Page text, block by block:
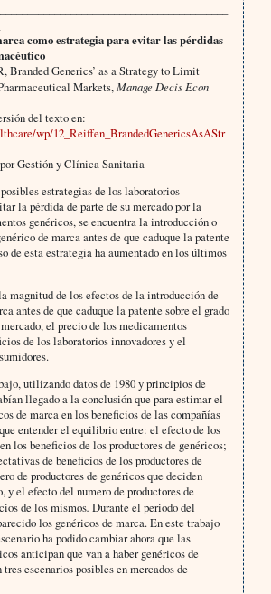
como estrategia para evitar las pérdidas
Branded Generics’ as a Strategy to Limit
Markets,Manage Decis Econ
del texto en:
wp/12_Reiffen_BrandedGenericsAsAStr
Gestión y Clínica Sanitaria
estrategias de los laboratorios
la pérdida de parte de su mercado por la
genéricos, se encuentra la introducción o
de marca antes de que caduque la patente
de esta estrategia ha aumentado en los últimos
magnitud de los efectos de la introducción de
antes de que caduque la patente sobre el grado
el precio de los medicamentos
de los laboratorios innovadores y el
utilizando datos de 1980 y principios de
llegado a la conclusión que para estimar el
de marca en los beneficios de las compañías
entender el equilibrio entre: el efecto de los
los beneficios de los productores de genéricos;
de beneficios de los productores de
de productores de genéricos que deciden
y el efecto del numero de productores de
de los mismos. Durante el periodo del
los genéricos de marca. En este trabajo
ha podido cambiar ahora que las
anticipan que van a haber genéricos de
escenarios posibles en mercados de